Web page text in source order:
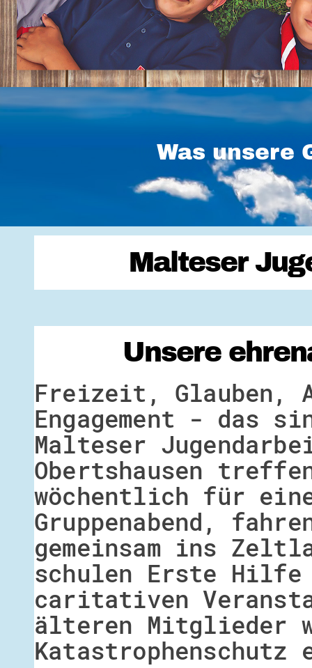
Was unsere
Malteser
Unsere
Freizeit, Glauben,
Engagement - das
Malteser
Obertshausen
wöchentlich für
Gruppenabend,
gemeinsam ins
schulen Erste Hilfe
caritativen
älteren Mitglieder
Katastrophenschutz